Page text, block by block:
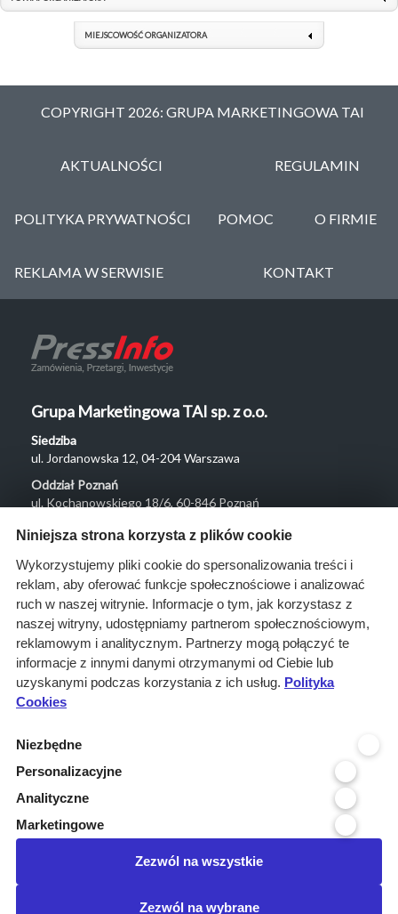
MIEJSCOWOŚĆ ORGANIZATORA
COPYRIGHT 2026: GRUPA MARKETINGOWA TAI
AKTUALNOŚCI REGULAMIN
POLITYKA PRYWATNOŚCI POMOC O FIRMIE
REKLAMA W SERWISIE KONTAKT
Grupa Marketingowa TAI sp. z o.o.
Siedziba
ul. Jordanowska 12, 04-204 Warszawa
Oddział Poznań
ul. Kochanowskiego 18/6, 60-846 Poznań
Menu
O nas
Rozwiązania
Monitoring
przetargów
Raporty
przetargowe
Kontakt
Kontakt
Infolinia 800 800 707
kontakt@pressinfo.pl
Niniejsza strona korzysta z plików cookie
Wykorzystujemy pliki cookie do spersonalizowania treści i
reklam, aby oferować funkcje społecznościowe i analizować
ruch w naszej witrynie. Informacje o tym, jak korzystasz z
naszej witryny, udostępniamy partnerom społecznościowym,
reklamowym i analitycznym. Partnerzy mogą połączyć te
informacje z innymi danymi otrzymanymi od Ciebie lub
uzyskanymi podczas korzystania z ich usług. Polityka
Cookies
Niezbędne
Personalizacyjne
Analityczne
Marketingowe
Zezwól na wszystkie
Zezwól na wybrane